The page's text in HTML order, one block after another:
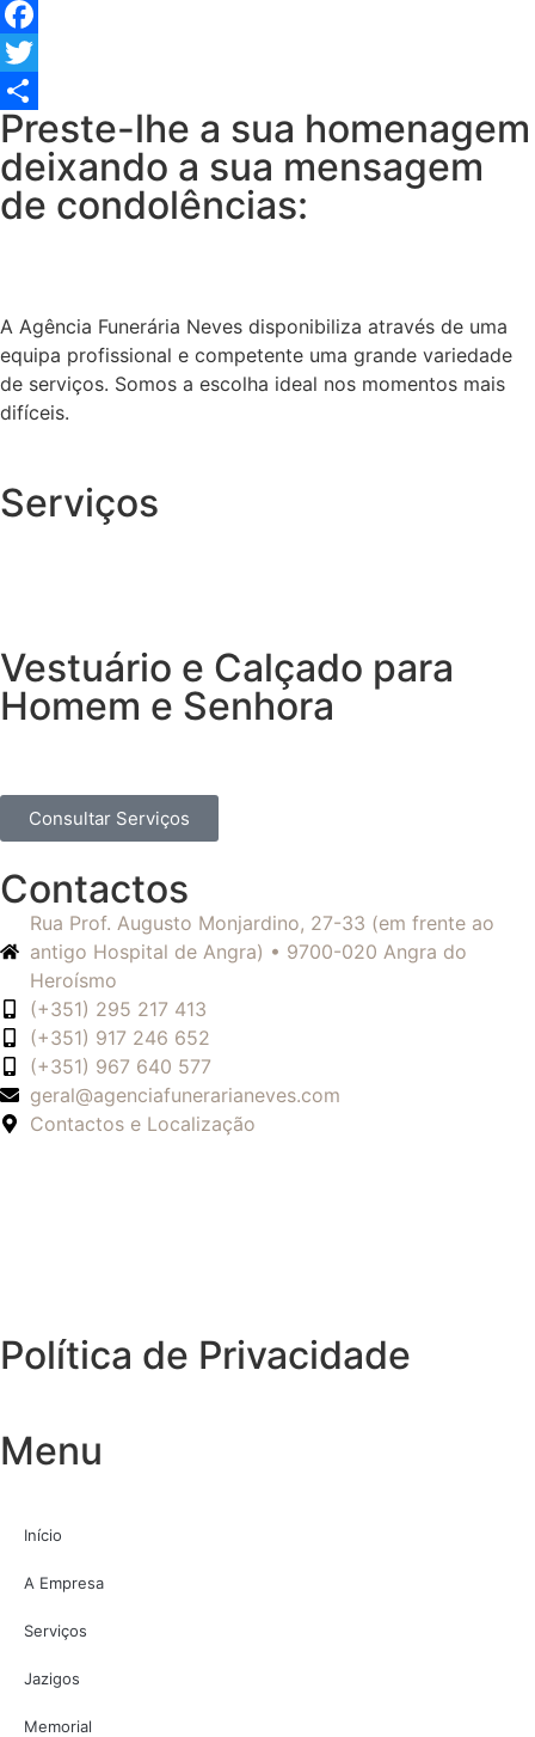
Facebook
Twitter
Share
Preste-lhe a sua homenagem
deixando a sua mensagem
de condolências:
A Agência Funerária Neves disponibiliza através de uma
equipa profissional e competente uma grande variedade
de serviços. Somos a escolha ideal nos momentos mais
difíceis.
Serviços
Vestuário e Calçado para
Homem e Senhora
Consultar Serviços
Contactos
Rua Prof. Augusto Monjardino, 27-33 (em frente ao
antigo Hospital de Angra) • 9700-020 Angra do
Heroísmo
(+351) 295 217 413
(+351) 917 246 652
(+351) 967 640 577
geral@agenciafunerarianeves.com
Contactos e Localização
Política de Privacidade
Menu
Início
A Empresa
Serviços
Jazigos
Memorial